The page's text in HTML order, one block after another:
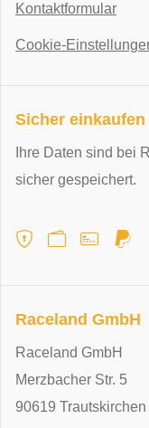
Kontaktformular
Cookie-
Sicher einkaufen
Ihre Daten sind bei
sicher gespeichert.
Raceland GmbH
Raceland GmbH
Merzbacher Str. 5
90619 Trautskirchen